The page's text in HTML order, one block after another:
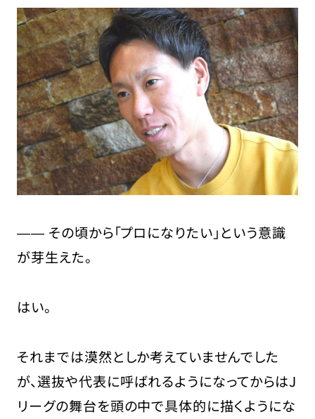
―― その頃から「プロになりたい」という意識
が芽生えた。
はい。
それまでは漠然としか考えていませんでした
が、選抜や代表に呼ばれるようになってからはJ
リーグの舞台を頭の中で具体的に描くようにな